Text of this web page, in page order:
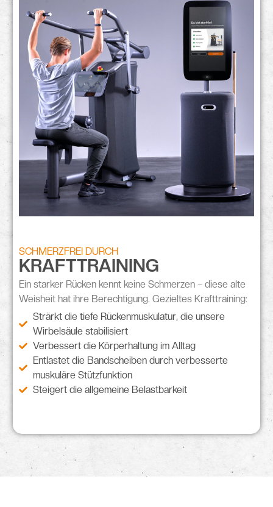
SCHMERZFREI DURCH
KRAFTTRAINING
Ein starker Rücken kennt keine Schmerzen – diese alte
Weisheit hat ihre Berechtigung. Gezieltes Krafttraining:
Strärkt die tiefe Rückenmuskulatur, die unsere
Wirbelsäule stabilisiert
Verbessert die Körperhaltung im Alltag
Entlastet die Bandscheiben durch verbesserte
muskuläre Stützfunktion
Steigert die allgemeine Belastbarkeit